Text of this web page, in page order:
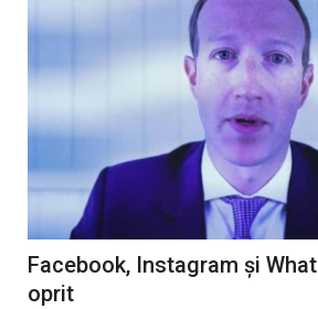
Facebook, Instagram și
oprit